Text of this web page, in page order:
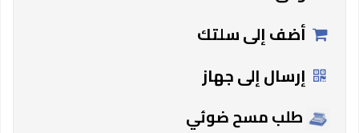
أضف إلى سلتك
إرسال إلى جهاز
طلب مسح ضوئي